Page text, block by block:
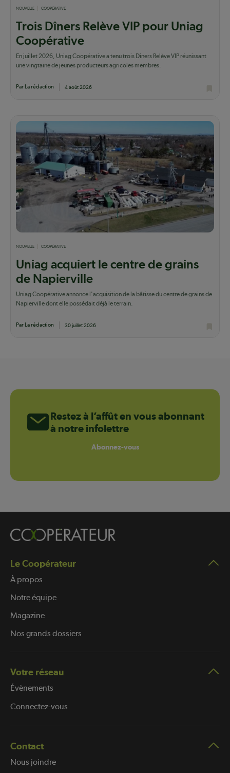
NOUVELLE COOPÉRATIVE
Trois Dîners Relève VIP pour Uniag
Coopérative
En juillet 2026, Uniag Coopérative a tenu trois Dîners Relève VIP réunissant
une vingtaine de jeunes producteurs agricoles membres.
Par La rédaction 4 août 2026
NOUVELLE COOPÉRATIVE
Uniag acquiert le centre de grains
de Napierville
Uniag Coopérative annonce l'acquisition de la bâtisse du centre de grains de
Napierville dont elle possédait déjà le terrain.
Par La rédaction 30 juillet 2026
Restez à l’affût en vous abonnant
à notre infolettre
Abonnez-vous
Le Coopérateur
À propos
Notre équipe
Magazine
Nos grands dossiers
Votre réseau
Évènements
Connectez-vous
Contact
Nous joindre